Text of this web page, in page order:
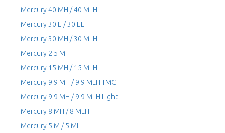
Mercury 40 MH / 40 MLH
Mercury 30 E / 30 EL
Mercury 30 MH / 30 MLH
Mercury 2.5 M
Mercury 15 MH / 15 MLH
Mercury 9.9 MH / 9.9 MLH TMC
Mercury 9.9 MH / 9.9 MLH Light
Mercury 8 MH / 8 MLH
Mercury 5 M / 5 ML